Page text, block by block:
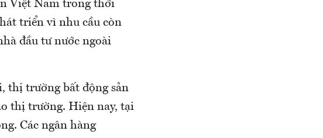
Việt Nam trong thời
triển vì nhu cầu còn
đầu tư nước ngoài
thị trường bất động sản
thị trường. Hiện nay, tại
Các ngân hàng